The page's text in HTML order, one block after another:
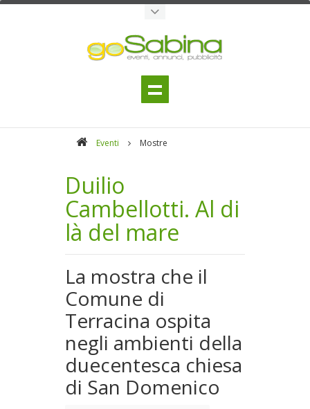
Eventi Mostre
Duilio
Cambellotti. Al di
là del mare
La mostra che il
Comune di
Terracina ospita
negli ambienti della
duecentesca chiesa
di San Domenico